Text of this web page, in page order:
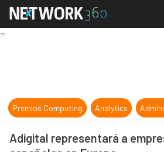
Adigital
Premios Computing Analytics
Adigital representará a